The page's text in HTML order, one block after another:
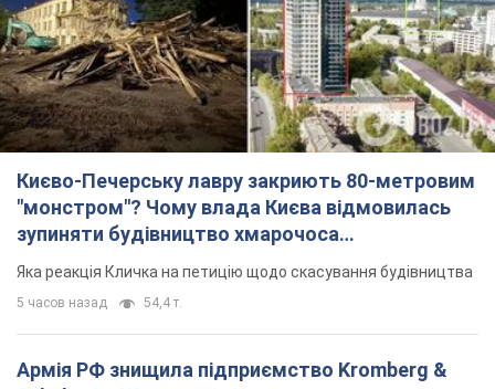
Києво-Печерську лавру закриють 80-метровим
"монстром"? Чому влада Києва відмовилась
зупиняти будівництво хмарочоса
"московського вірянина"
Яка реакція Кличка на петицію щодо скасування будівництва
5 часов назад 54,4 т.
Армія РФ знищила підприємство Kromberg &